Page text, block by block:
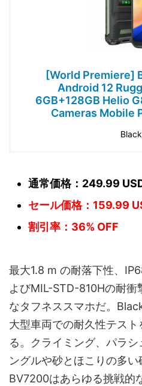
[World Premiere]
Android 12
6GB+128GB Helio
Cameras Mobile
通常価格：249.99
セール価格：159.99
割引率：36% OFF
最大1.8 m の耐落下性、
よびMIL-STD-810Hの耐衝
なタフネススマホだ。
大型車両での耐久性テス
る。クライミング、パラ
ングルや砂とほこりの多い
BV7200はあらゆる挑戦的